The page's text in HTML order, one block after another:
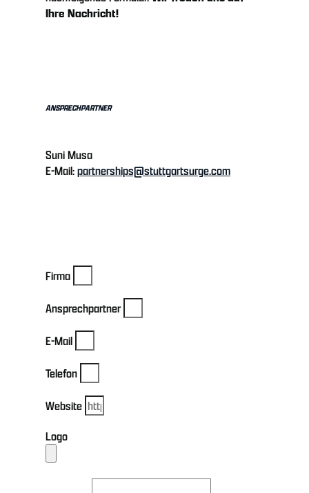
Ihre Nachricht!
ANSPRECHPARTNER
Suni Musa
E-Mail:partnerships@stuttgartsurge.com
Firma
Ansprechpartner
E-Mail
Telefon
Website
Logo